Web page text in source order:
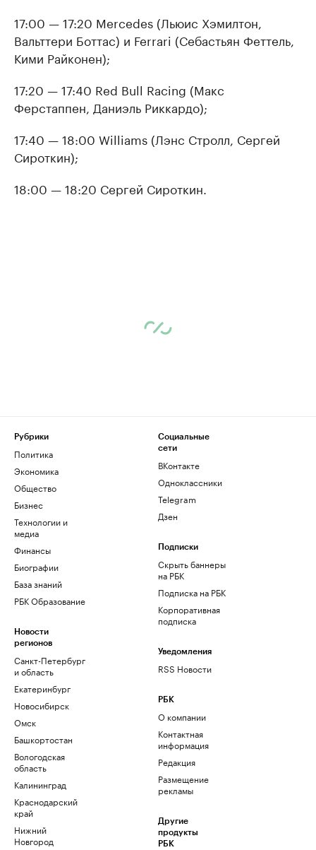
17:00 — 17:20 Mercedes (Льюис Хэмилтон,
Вальттери Боттас) и Ferrari (Себастьян Феттель,
Кими Райконен);
17:20 — 17:40 Red Bull Racing (Макс
Ферстаппен, Даниэль Риккардо);
17:40 — 18:00 Williams (Лэнс Стролл, Сергей
Сироткин);
18:00 — 18:20 Сергей Сироткин.
Рубрики
Политика
Экономика
Общество
Бизнес
Технологии и
медиа
Финансы
Биографии
База знаний
РБК Образование
Новости
регионов
Санкт-Петербург
и область
Екатеринбург
Новосибирск
Омск
Башкортостан
Вологодская
область
Калининград
Краснодарский
край
Нижний
Новгород
Социальные
сети
ВКонтакте
Одноклассники
Telegram
Дзен
Подписки
Скрыть баннеры
на РБК
Подписка на РБК
Корпоративная
подписка
Уведомления
RSS Новости
РБК
О компании
Контактная
информация
Редакция
Размещение
рекламы
Другие
продукты
РБК